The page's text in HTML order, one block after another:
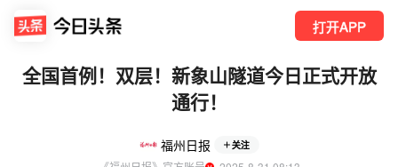
打开APP
全国首例！双层！新象山隧道今日正式开放
通行！
福州日报 关注